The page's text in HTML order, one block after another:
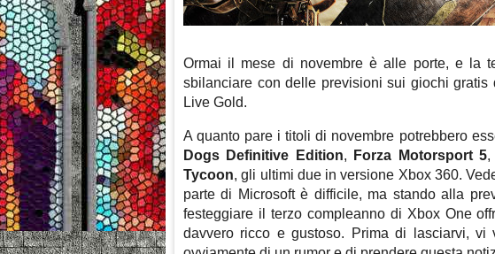
Ormai il mese di novembre è alle porte, e la
sbilanciare con delle previsioni sui giochi
Live Gold.
A quanto pare i titoli di novembre potrebbero
Dogs Definitive Edition, Forza Motorsport 5,
Tycoon, gli ultimi due in versione Xbox 360.
parte di Microsoft è difficile, ma stando alla
festeggiare il terzo compleanno di Xbox One
davvero ricco e gustoso. Prima di lasciarvi, vi